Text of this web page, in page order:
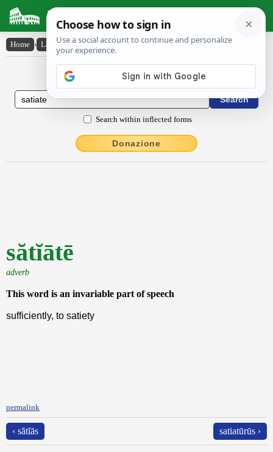
Latin Dictionary
Home › Latin-English › sătĭātē
Latin to English Dictionary
Search within inflected forms
Donazione
sătĭātē
adverb
This word is an invariable part of speech
sufficiently, to satiety
permalink
‹ sătĭās satiatūrūs ›